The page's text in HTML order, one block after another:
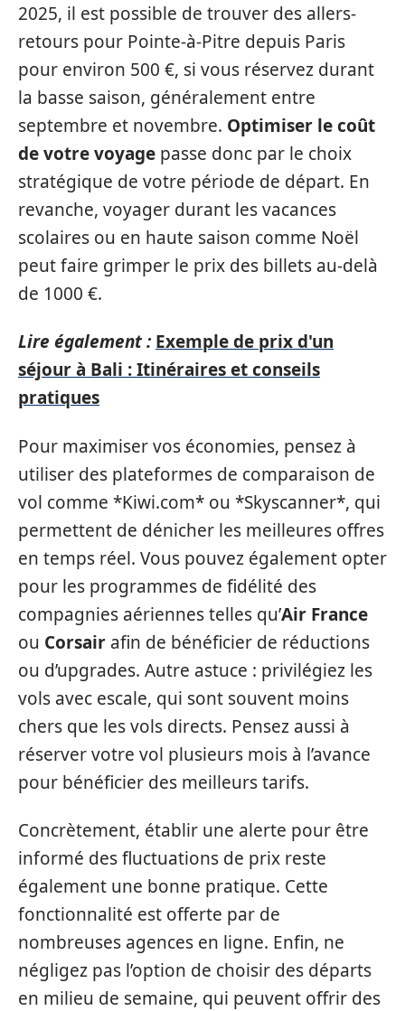
2025, il est possible de trouver des allers-
retours pour Pointe-à-Pitre depuis Paris
pour environ 500 €, si vous réservez durant
la basse saison, généralement entre
septembre et novembre. Optimiser le coût
de votre voyage passe donc par le choix
stratégique de votre période de départ. En
revanche, voyager durant les vacances
scolaires ou en haute saison comme Noël
peut faire grimper le prix des billets au-delà
de 1000 €.
Lire également : Exemple de prix d'un
séjour à Bali : Itinéraires et conseils
pratiques
Pour maximiser vos économies, pensez à
utiliser des plateformes de comparaison de
vol comme *Kiwi.com* ou *Skyscanner*, qui
permettent de dénicher les meilleures offres
en temps réel. Vous pouvez également opter
pour les programmes de fidélité des
compagnies aériennes telles qu’Air France
ou Corsair afin de bénéficier de réductions
ou d’upgrades. Autre astuce : privilégiez les
vols avec escale, qui sont souvent moins
chers que les vols directs. Pensez aussi à
réserver votre vol plusieurs mois à l’avance
pour bénéficier des meilleurs tarifs.
Concrètement, établir une alerte pour être
informé des fluctuations de prix reste
également une bonne pratique. Cette
fonctionnalité est offerte par de
nombreuses agences en ligne. Enfin, ne
négligez pas l’option de choisir des départs
en milieu de semaine, qui peuvent offrir des